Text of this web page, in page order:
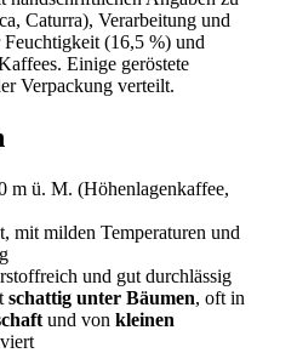
m ü. M. (Höhenlagenkaffee,
mit milden Temperaturen und
und gut durchlässig
schattig unter Bäumen, oft in
und von kleinen